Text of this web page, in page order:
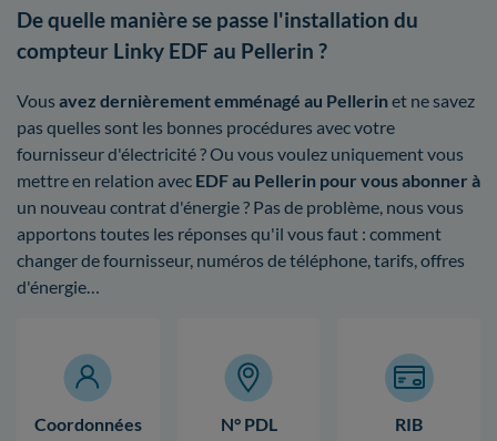
De quelle manière se passe l'installation du
compteur Linky EDF au Pellerin ?
Vous avez dernièrement emménagé au Pellerin et ne savez
pas quelles sont les bonnes procédures avec votre
fournisseur d'électricité ? Ou vous voulez uniquement vous
mettre en relation avec EDF au Pellerin pour vous abonner à
un nouveau contrat d'énergie ? Pas de problème, nous vous
apportons toutes les réponses qu'il vous faut : comment
changer de fournisseur, numéros de téléphone, tarifs, offres
d'énergie…
Coordonnées N° PDL RIB